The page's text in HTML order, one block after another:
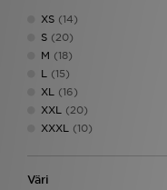
Jordan
Lacoste
LEVI'S
Lorenzo
Macron
McKenzie
MONTIREX
Napapijri(22)
XS (14)
S (20)
M (18)
L
(15)
XL
(16)
XXL
(20)
XXXL
(10)
Väri